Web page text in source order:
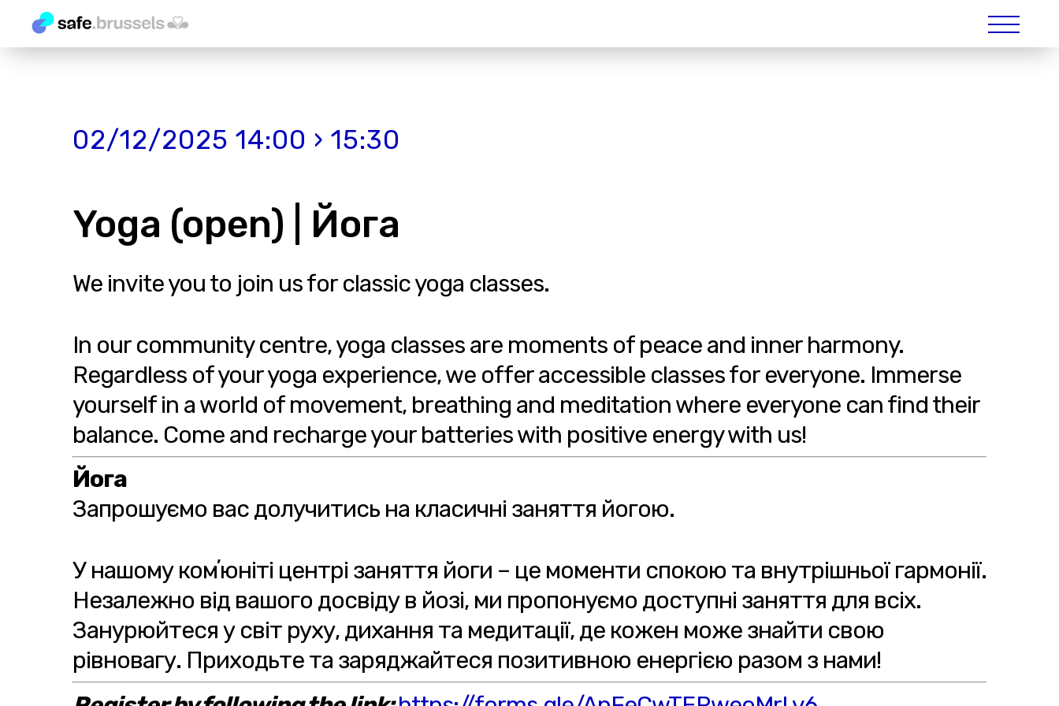
02/12/2025 14:00 › 15:30
Yoga (open) | Йога
We invite you to join us for classic yoga classes.
In our community centre, yoga classes are moments of peace and inner harmony.
Regardless of your yoga experience, we offer accessible classes for everyone. Immerse
yourself in a world of movement, breathing and meditation where everyone can find their
balance. Come and recharge your batteries with positive energy with us!
Йога
Запрошуємо вас долучитись на класичні заняття йогою.
У нашому комʼюніті центрі заняття йоги – це моменти спокою та внутрішньої гармонії.
Незалежно від вашого досвіду в йозі, ми пропонуємо доступні заняття для всіх.
Занурюйтеся у світ руху, дихання та медитації, де кожен може знайти свою
рівновагу. Приходьте та заряджайтеся позитивною енергією разом з нами!